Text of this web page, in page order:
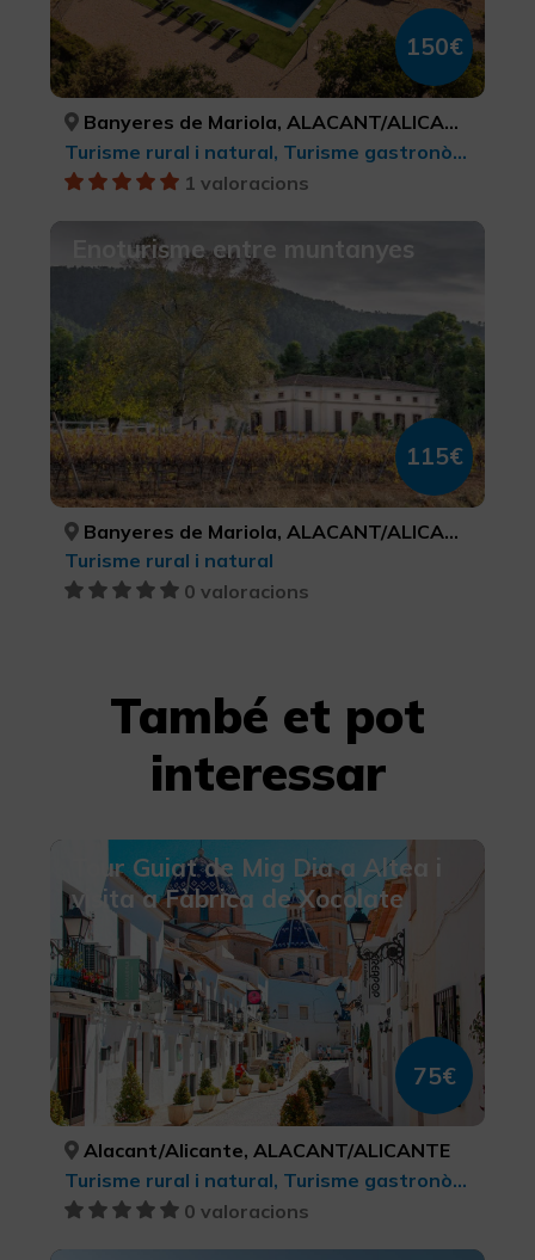
150€
Banyeres de Mariola, ALACANT/ALICANTE
Turisme rural i natural, Turisme gastronòmic
1 valoracions
Enoturisme entre muntanyes
115€
Banyeres de Mariola, ALACANT/ALICANTE
Turisme rural i natural
0 valoracions
També et pot
interessar
Tour Guiat de Mig Dia a Altea i
visita a Fàbrica de Xocolate
75€
Alacant/Alicante, ALACANT/ALICANTE
Turisme rural i natural, Turisme gastronòmic, Turisme cultural
0 valoracions